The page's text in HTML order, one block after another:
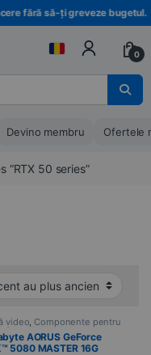
fără să-ți greveze bugetul.
0
Devino membru Ofertele
“RTX 50 series”
plus ancien
video, Componente pentru
InformaticăAORUS GeForce
5080 MASTER 16G